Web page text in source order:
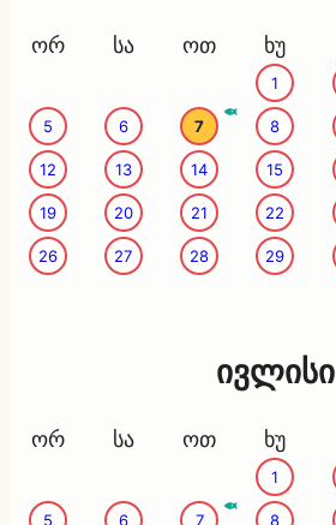
ორ სა ოთ ხუ
1
5 6 7 8
12 13 14 15
19 20 21 22
26 27 28 29
ივლისი
ორ სა ოთ ხუ
1
5 6 7 8